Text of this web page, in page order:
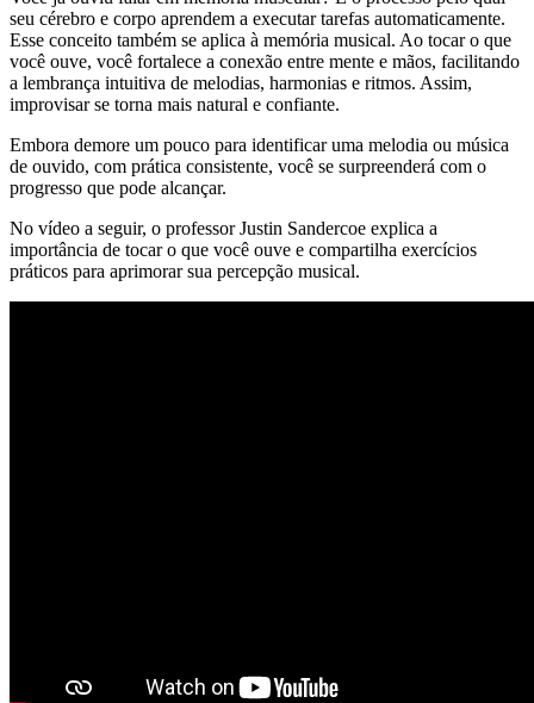
seu cérebro e corpo aprendem a executar tarefas automaticamente.
Esse conceito também se aplica à memória musical. Ao tocar o que
você ouve, você fortalece a conexão entre mente e mãos, facilitando
a lembrança intuitiva de melodias, harmonias e ritmos. Assim,
improvisar se torna mais natural e confiante.
Embora demore um pouco para identificar uma melodia ou música
de ouvido, com prática consistente, você se surpreenderá com o
progresso que pode alcançar.
No vídeo a seguir, o professor Justin Sandercoe explica a
importância de tocar o que você ouve e compartilha exercícios
práticos para aprimorar sua percepção musical.